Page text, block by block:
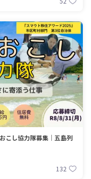
こし協力隊募集｜五島列
132